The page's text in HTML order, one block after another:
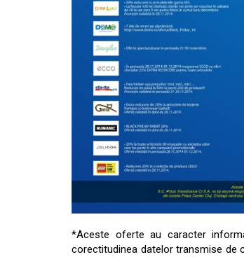
*Aceste oferte au caracter
corectitudinea datelor transmise de